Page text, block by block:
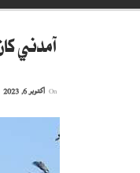
آمدني
اکتوبر 6, 2023